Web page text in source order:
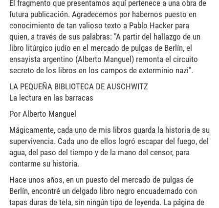
El fragmento que presentamos aquí pertenece a una obra de
futura publicación. Agradecemos por habernos puesto en
conocimiento de tan valioso texto a Pablo Hacker para
quien, a través de sus palabras: "A partir del hallazgo de un
libro litúrgico judío en el mercado de pulgas de Berlín, el
ensayista argentino (Alberto Manguel) remonta el circuito
secreto de los libros en los campos de exterminio nazi".
LA PEQUEÑA BIBLIOTECA DE AUSCHWITZ
La lectura en las barracas
Por Alberto Manguel
Mágicamente, cada uno de mis libros guarda la historia de su
supervivencia. Cada uno de ellos logró escapar del fuego, del
agua, del paso del tiempo y de la mano del censor, para
contarme su historia.
Hace unos años, en un puesto del mercado de pulgas de
Berlín, encontré un delgado libro negro encuadernado con
tapas duras de tela, sin ningún tipo de leyenda. La página de